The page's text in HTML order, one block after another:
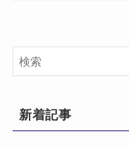
新着記事